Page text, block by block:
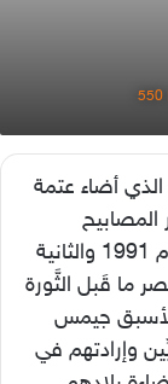
550
أضاء عتمة
المصابيح
الكهربائية في العراق مرَّتَيْنِ؛ الأولى في العام 1991 والثانية
عصر ما قَبل الثَّورة
الأسبق جيمس
وإرادتهم في